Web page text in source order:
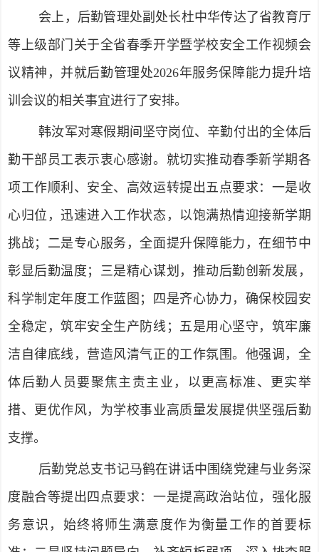
会上，后勤管理处副处长杜中华传达了省教育厅
等上级部门关于全省春季开学暨学校安全工作视频会
议精神，并就后勤管理处2026年服务保障能力提升培
训会议的相关事宜进行了安排。
韩汝军对寒假期间坚守岗位、辛勤付出的全体后
勤干部员工表示衷心感谢。就切实推动春季新学期各
项工作顺利、安全、高效运转提出五点要求：一是收
心归位，迅速进入工作状态，以饱满热情迎接新学期
挑战；二是专心服务，全面提升保障能力，在细节中
彰显后勤温度；三是精心谋划，推动后勤创新发展，
科学制定年度工作蓝图；四是齐心协力，确保校园安
全稳定，筑牢安全生产防线；五是用心坚守，筑牢廉
洁自律底线，营造风清气正的工作氛围。他强调，全
体后勤人员要聚焦主责主业，以更高标准、更实举
措、更优作风，为学校事业高质量发展提供坚强后勤
支撑。
后勤党总支书记马鹤在讲话中围绕党建与业务深
度融合等提出四点要求：一是提高政治站位，强化服
务意识，始终将师生满意度作为衡量工作的首要标